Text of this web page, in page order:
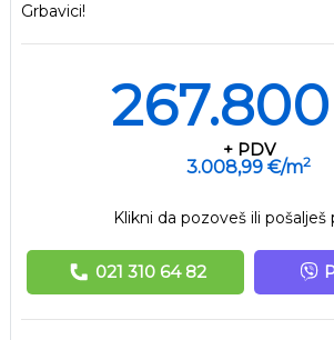
Grbavici!
+ PDV
3.008,99 €/m2
Klikni da pozoveš ili pošalješ
021 310 64 82